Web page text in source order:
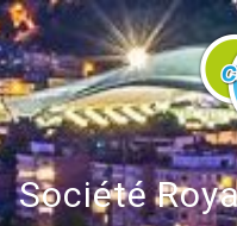
Société